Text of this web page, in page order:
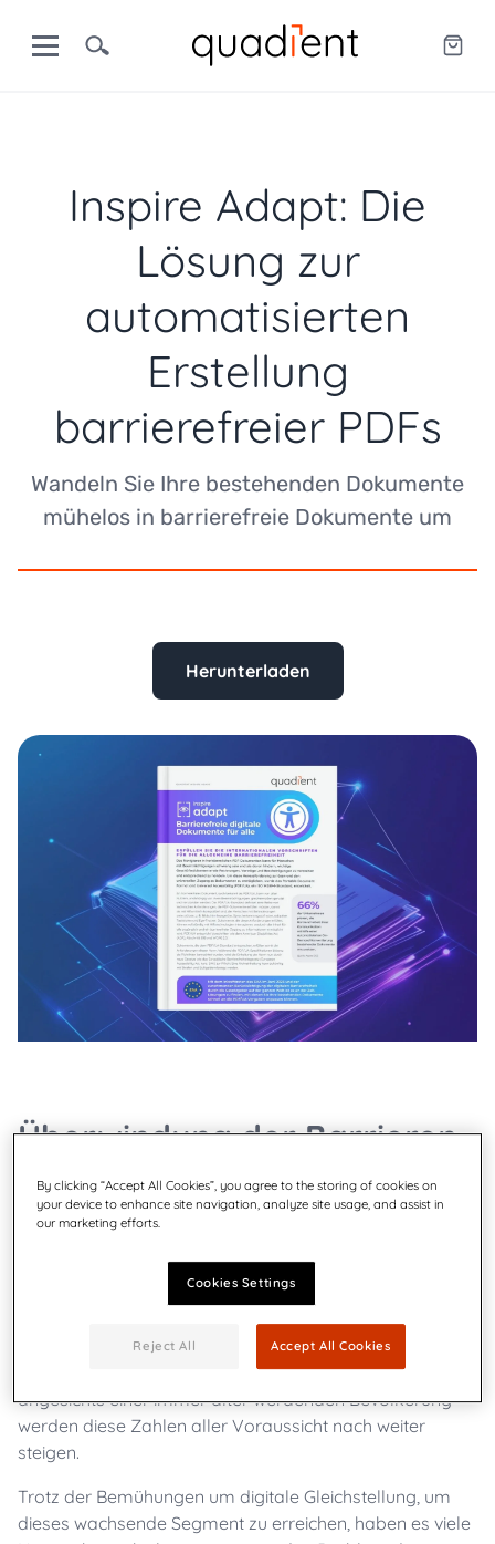
Inspire Adapt: Die
Lösung zur
automatisierten
Erstellung
barrierefreier PDFs
Wandeln Sie Ihre bestehenden Dokumente
mühelos in barrierefreie Dokumente um
Herunterladen
Überwindung der Barrieren
für die digitale
Gleichstellung
Weltgesundheitsorganisation
Menschenmit einer
Behinderun . Dassind etwa16 % der
Sechstevonuns– und
angesichts einer immer älter werdenden Bevölkerung
werden diese Zahlen aller Voraussicht nach weiter
steigen.
Trotz der Bemühungen um digitale Gleichstellung, um
dieses wachsende Segment zu erreichen, haben es viele
By clicking “Accept All Cookies”, you agree to the storing of cookies on
your device to enhance site navigation, analyze site usage, and assist in
our marketing efforts.
Cookies Settings
Reject All Accept All Cookies